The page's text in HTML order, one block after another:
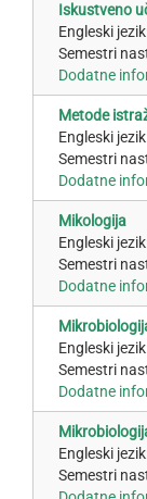
Iskustveno
Engleski
Semestri
Dodatne
Metode
Engleski
Semestri
Dodatne
Mikologija
Engleski
Semestri
Dodatne
Engleski
Semestri
Dodatne
Engleski
Semestri